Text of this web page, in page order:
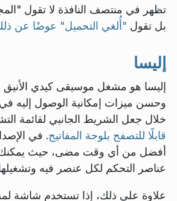
تظهر في منتصف النافذة لا تقول
بل تقول "أُلغي التحميل" عوضًا عن
إليسا
إليسا هو مشغل موسيقى كيدي
وحسن ميزات إمكانية الوصول إليه
خلال جعل الشريط الجانبي لقائمة
قابلًا للتصفح بلوحة المفاتيح
أفضل من أي وقت مضى، حيث يمكنك
عناصر التحكم لكل عنصر فيه
علاوة على ذلك، إذا تستخدم شاشة